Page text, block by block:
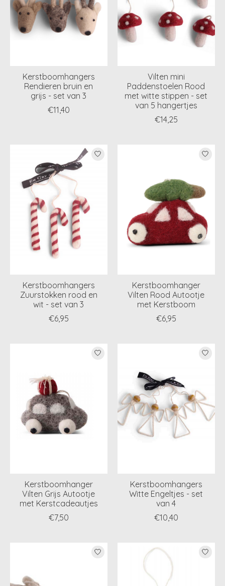
Kerstboomhangers
Rendieren bruin en
grijs - set van 3
€11,40
Vilten mini
Paddenstoelen Rood
met witte stippen - set
van 5 hangertjes
€14,25
Kerstboomhangers
Zuurstokken rood en
wit - set van 3
€6,95
Kerstboomhanger
Vilten Rood Autootje
met Kerstboom
€6,95
Kerstboomhanger
Vilten Grijs Autootje
met Kerstcadeautjes
€7,50
Kerstboomhangers
Witte Engeltjes - set
van 4
€10,40